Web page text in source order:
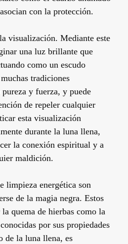
con la protección.
visualización. Mediante este
una luz brillante que
como un escudo
tradiciones
y fuerza, y puede
de repeler cualquier
esta visualización
durante la luna llena,
la conexión espiritual y a
maldición.
limpieza energética son
de la magia negra. Estos
quema de hierbas como la
por sus propiedades
la luna llena, es